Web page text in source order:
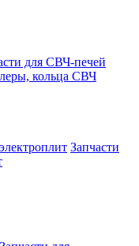
для СВЧ-печей
кольца СВЧ
Запчасти